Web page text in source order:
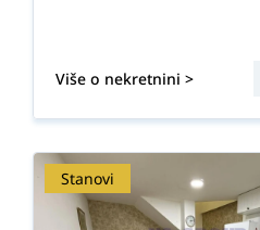
Više o nekretnini >
Stanovi